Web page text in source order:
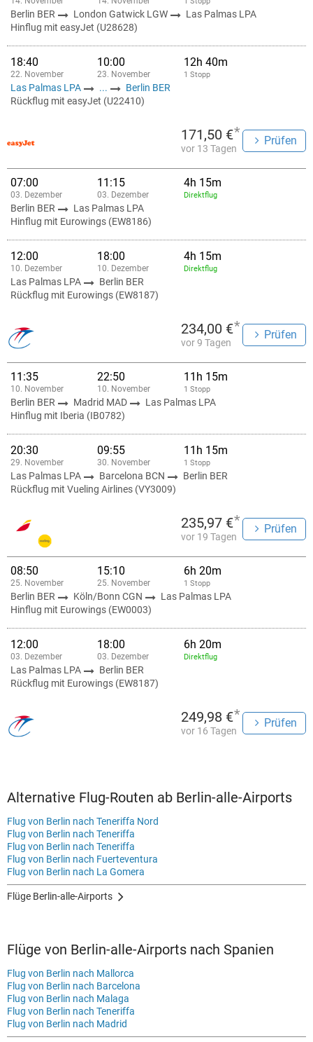
Berlin BER London Gatwick LGW
Las Palmas LPA
Hinflug mit easyJet (U28628)
18:40
22. November
10:00
23. November
12h 40m
1 Stopp
Las Palmas LPA ...
Berlin BER
Rückflug mit easyJet (U22410)
171,50 €*
vor 13 Tagen
Prüfen
07:00
03. Dezember
11:15
03. Dezember
4h 15m
Direktflug
Berlin BER
Las Palmas LPA
Hinflug mit Eurowings (EW8186)
12:00
10. Dezember
18:00
10. Dezember
4h 15m
Direktflug
Las Palmas LPA
Berlin BER
Rückflug mit Eurowings (EW8187)
234,00 €*
vor 9 Tagen
Prüfen
11:35
10. November
22:50
10. November
11h 15m
1 Stopp
Berlin BER Madrid MAD
Las Palmas LPA
Hinflug mit Iberia (IB0782)
20:30
29. November
09:55
30. November
11h 15m
1 Stopp
Las Palmas LPA Barcelona BCN
Berlin BER
Rückflug mit Vueling Airlines (VY3009)
235,97 €*
vor 19 Tagen
Prüfen
08:50
25. November
15:10
25. November
6h 20m
1 Stopp
Berlin BER Köln/Bonn CGN
Las Palmas LPA
Hinflug mit Eurowings (EW0003)
12:00
03. Dezember
18:00
03. Dezember
6h 20m
Direktflug
Las Palmas LPA
Berlin BER
Rückflug mit Eurowings (EW8187)
249,98 €*
vor 16 Tagen
Prüfen
Alternative Flug-Routen ab Berlin-alle-Airports
Flug von Berlin nach Teneriffa Nord
Flug von Berlin nach Teneriffa
Flug von Berlin nach Teneriffa
Flug von Berlin nach Fuerteventura
Flug von Berlin nach La Gomera
Flüge Berlin-alle-Airports
Flüge von Berlin-alle-Airports nach Spanien
Flug von Berlin nach Mallorca
Flug von Berlin nach Barcelona
Flug von Berlin nach Malaga
Flug von Berlin nach Teneriffa
Flug von Berlin nach Madrid